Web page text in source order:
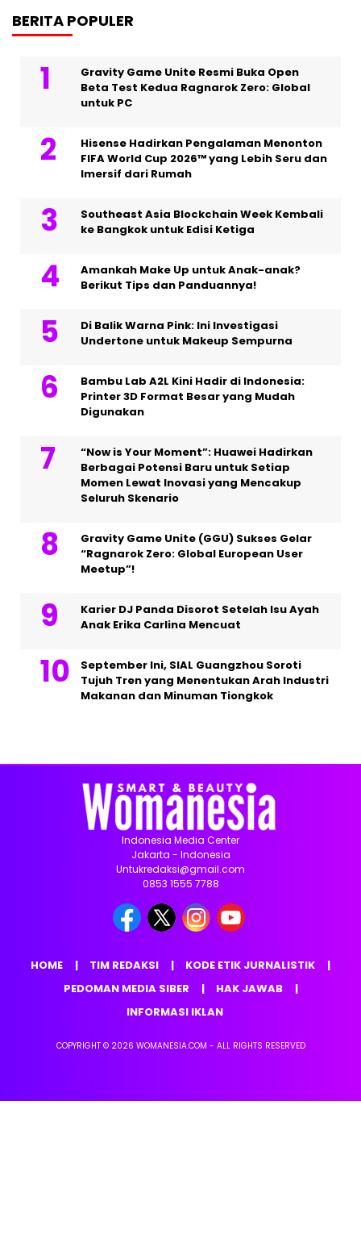
BERITA POPULER
Gravity Game Unite Resmi Buka Open
Beta Test Kedua Ragnarok Zero: Global
untuk PC
Hisense Hadirkan Pengalaman Menonton
FIFA World Cup 2026™ yang Lebih Seru dan
Imersif dari Rumah
Southeast Asia Blockchain Week Kembali
ke Bangkok untuk Edisi Ketiga
Amankah Make Up untuk Anak-anak?
Berikut Tips dan Panduannya!
Di Balik Warna Pink: Ini Investigasi
Undertone untuk Makeup Sempurna
Bambu Lab A2L Kini Hadir di Indonesia:
Printer 3D Format Besar yang Mudah
Digunakan
“Now is Your Moment”: Huawei Hadirkan
Berbagai Potensi Baru untuk Setiap
Momen Lewat Inovasi yang Mencakup
Seluruh Skenario
Gravity Game Unite (GGU) Sukses Gelar
“Ragnarok Zero: Global European User
Meetup”!
Karier DJ Panda Disorot Setelah Isu Ayah
Anak Erika Carlina Mencuat
September Ini, SIAL Guangzhou Soroti
Tujuh Tren yang Menentukan Arah Industri
Makanan dan Minuman Tiongkok
Indonesia Media Center
Jakarta - Indonesia
Untukredaksi@gmail.com
0853 1555 7788
HOME TIM REDAKSI
KODE ETIK JURNALISTIK
PEDOMAN MEDIA SIBER
HAK JAWAB
INFORMASI IKLAN
COPYRIGHT © 2026 WOMANESIA.COM - ALL RIGHTS RESERVED